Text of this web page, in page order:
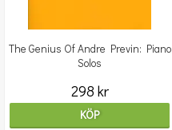
The Genius Of Andre Previn: Piano
Solos
298 kr
KÖP